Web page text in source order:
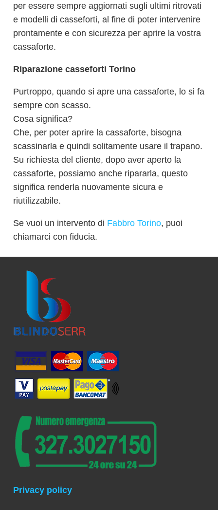
per essere sempre aggiornati sugli ultimi ritrovati
e modelli di casseforti, al fine di poter intervenire
prontamente e con sicurezza per aprire la vostra
cassaforte.
Riparazione casseforti Torino
Purtroppo, quando si apre una cassaforte, lo si fa
sempre con scasso.
Cosa significa?
Che, per poter aprire la cassaforte, bisogna
scassinarla e quindi solitamente usare il trapano.
Su richiesta del cliente, dopo aver aperto la
cassaforte, possiamo anche ripararla, questo
significa renderla nuovamente sicura e
riutilizzabile.
Se vuoi un intervento di Fabbro Torino, puoi
chiamarci con fiducia.
Privacy policy